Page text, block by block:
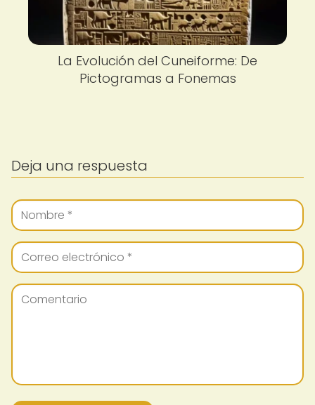
La Evolución del Cuneiforme: De
Pictogramas a Fonemas
Deja una respuesta